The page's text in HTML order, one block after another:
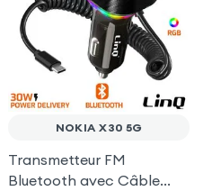
NOKIA X30 5G
Transmetteur FM
Bluetooth avec Câble